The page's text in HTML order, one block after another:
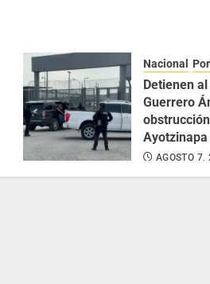
Nacional
Detienen
Guerrero
Ayotzinapa
AGOSTO 7,